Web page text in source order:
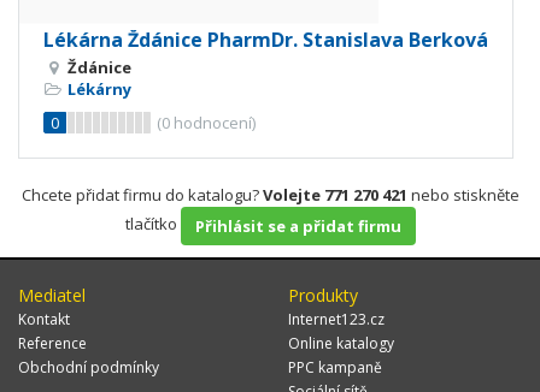
Lékárna Ždánice PharmDr. Stanislava Berková
Ždánice
Lékárny
0
(0 hodnocení)
Chcete přidat firmu do katalogu?Volejte 771 270 421 nebo stiskněte
tlačítko
Přihlásit se a přidat firmu
Mediatel
Kontakt
Reference
Obchodní podmínky
Produkty
Internet123.cz
Online katalogy
PPC kampaně